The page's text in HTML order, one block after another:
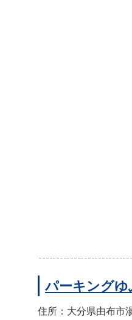
パーキングゆ
住所：大分県由布市